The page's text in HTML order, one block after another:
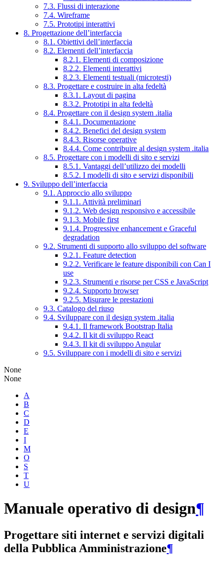
7.3. Flussi di interazione
7.4. Wireframe
7.5. Prototipi interattivi
8. Progettazione dell’interfaccia
8.1. Obiettivi dell’interfaccia
8.2. Elementi dell’interfaccia
8.2.1. Elementi di composizione
8.2.2. Elementi interattivi
8.2.3. Elementi testuali (microtesti)
8.3. Progettare e costruire in alta fedeltà
8.3.1. Layout di pagina
8.3.2. Prototipi in alta fedeltà
8.4. Progettare con il design system .italia
8.4.1. Documentazione
8.4.2. Benefici del design system
8.4.3. Risorse operative
8.4.4. Come contribuire al design system .italia
8.5. Progettare con i modelli di sito e servizi
8.5.1. Vantaggi dell’utilizzo dei modelli
8.5.2. I modelli di sito e servizi disponibili
9. Sviluppo dell’interfaccia
9.1. Approccio allo sviluppo
9.1.1. Attività preliminari
9.1.2. Web design responsivo e accessibile
9.1.3. Mobile first
9.1.4. Progressive enhancement e Graceful
degradation
9.2. Strumenti di supporto allo sviluppo del software
9.2.1. Feature detection
9.2.2. Verificare le feature disponibili con Can I
use
9.2.3. Strumenti e risorse per CSS e JavaScript
9.2.4. Supporto browser
9.2.5. Misurare le prestazioni
9.3. Catalogo del riuso
9.4. Sviluppare con il design system .italia
9.4.1. Il framework Bootstrap Italia
9.4.2. Il kit di sviluppo React
9.4.3. Il kit di sviluppo Angular
9.5. Sviluppare con i modelli di sito e servizi
None
None
A
B
C
D
E
I
M
O
S
T
U
Manuale operativo di design¶
Progettare siti internet e servizi digitali
della Pubblica Amministrazione¶